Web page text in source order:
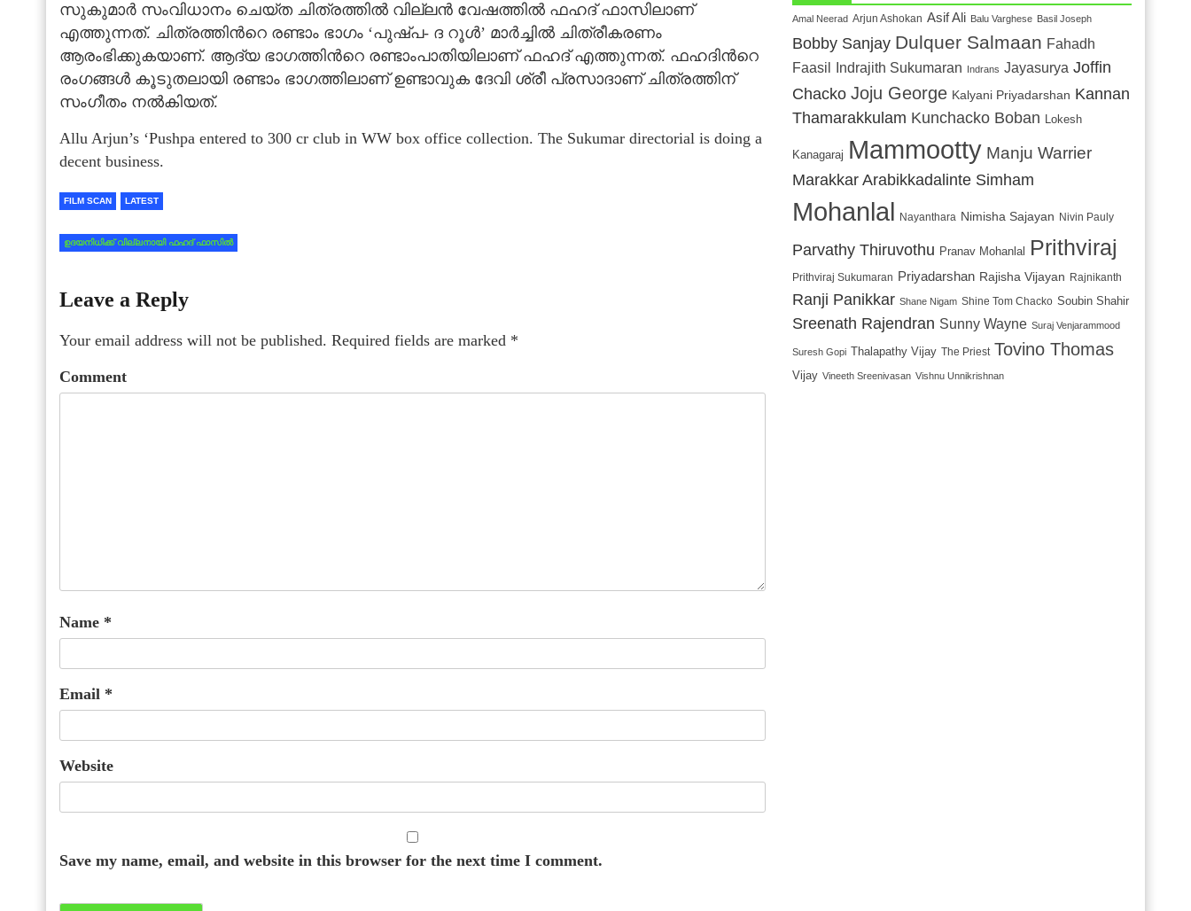
സുകുമാര്‍ സംവിധാനം ചെയ്ത ചിത്രത്തില്‍ വില്ലന്‍ വേഷത്തില്‍ ഫഹദ് ഫാസിലാണ്
എത്തുന്നത്. ചിത്രത്തിന്‍റെ രണ്ടാം ഭാഗം ‘പുഷ്പ- ദ റൂള്‍’ മാര്‍ച്ചില്‍ ചിത്രീകരണം
ആരംഭിക്കുകയാണ്. ആദ്യ ഭാഗത്തിന്‍റെ രണ്ടാംപാതിയിലാണ് ഫഹദ് എത്തുന്നത്. ഫഹദിന്‍റെ
രംഗങ്ങള്‍ കൂടുതലായി രണ്ടാം ഭാഗത്തിലാണ് ഉണ്ടാവുക ദേവി ശ്രീ പ്രസാദാണ് ചിത്രത്തിന്
സംഗീതം നല്‍കിയത്.
Allu Arjun’s ‘Pushpa entered to 300 cr club in WW box office collection. The Sukumar directorial is doing a
decent business.
FILM SCAN LATEST
ഉദയനിധിക്ക് വില്ലനായി ഫഹദ് ഫാസില്‍
Leave a Reply
Your email address will not be published. Required fields are marked *
Comment
Name *
Email *
Website
Save my name, email, and website in this browser for the next time I comment.
Amal Neerad Arjun Ashokan Asif Ali Balu Varghese Basil Joseph
Bobby Sanjay Dulquer Salmaan Fahadh
Faasil
Indrajith Sukumaran Indrans JayasuryaJoffin
Chacko Joju George Kalyani Priyadarshan Kannan
Thamarakkulam Kunchacko Boban Lokesh
Kanagaraj Mammootty Manju Warrier
Marakkar Arabikkadalinte Simham
Mohanlal Nayanthara Nimisha Sajayan Nivin Pauly
Parvathy Thiruvothu Pranav Mohanlal Prithviraj
Prithviraj Sukumaran Priyadarshan Rajisha Vijayan Rajnikanth
Ranji Panikkar Shane Nigam Shine Tom Chacko Soubin Shahir
Sreenath Rajendran Sunny Wayne Suraj Venjarammood
Suresh Gopi Thalapathy Vijay The Priest Tovino Thomas
Vijay Vineeth Sreenivasan Vishnu Unnikrishnan